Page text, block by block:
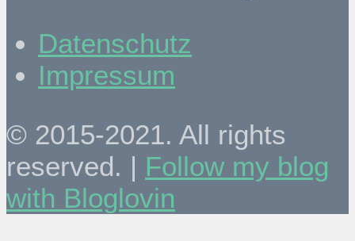
Datenschutz
Impressum
© 2015-2021. All rights
reserved. | Follow my blog
with Bloglovin